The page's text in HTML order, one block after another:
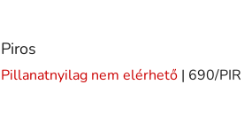
Piros
Pillanatnyilag nem elérhető | 690/PIR